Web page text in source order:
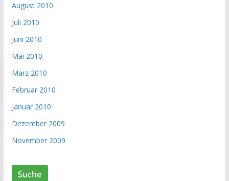
August 2010
Juli 2010
Juni 2010
Mai 2010
März 2010
Februar 2010
Januar 2010
Dezember 2009
November 2009
Suche